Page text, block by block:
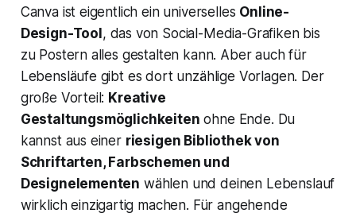
Canva ist eigentlich ein universelles Online-
Design-Tool , das von Social-Media-Grafiken bis
zu Postern alles gestalten kann. Aber auch für
Lebensläufe gibt es dort unzählige Vorlagen. Der
große Vorteil: Kreative
Gestaltungsmöglichkeiten ohne Ende. Du
kannst aus einer riesigen Bibliothek von
Schriftarten, Farbschemen und
Designelementen wählen und deinen Lebenslauf
wirklicheinzigartig machen. Für angehende